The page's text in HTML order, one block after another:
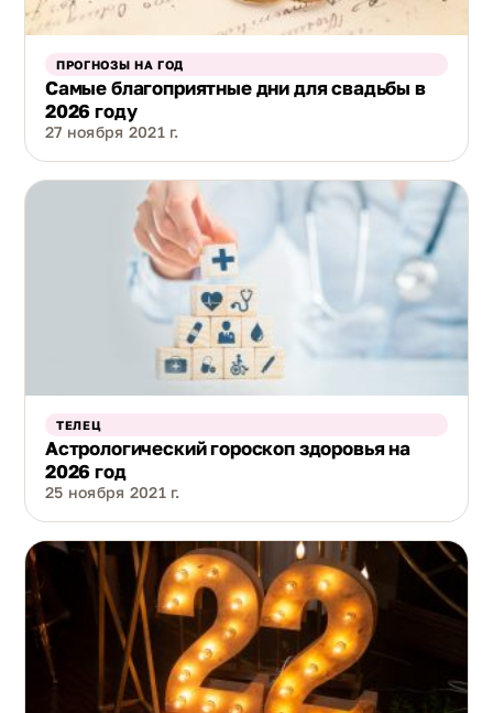
ПРОГНОЗЫ НА ГОД
Самые благоприятные дни для свадьбы в
2026 году
27 ноября 2021 г.
ТЕЛЕЦ
Астрологический гороскоп здоровья на
2026 год
25 ноября 2021 г.